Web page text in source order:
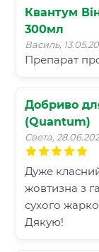
Квантум
300мл
Василь,
Препарат
Добриво
(Quantum)
Света,
Дуже
жовтизна з
сухого
Дякую!